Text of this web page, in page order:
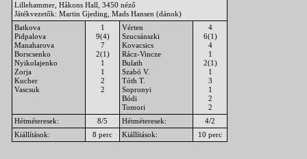
Lillehammer, Håkons Hall, 3450 néző
Játékvezetők: Martin Gjeding, Mads Hansen (dánok)
Batkova
Pidpalova
Manaharova
Borscsenko
Nyikolajenko
Zorja
Kucher
Vascsuk
1
9(4)
7
2(1)
1
1
2
2
Vérten
Szucsánszki
Kovacsics
Rácz-Vincze
Bulath
Szabó V.
Tóth T.
Sopronyi
Bódi
Tomori
4
6(1)
4
1
2(1)
1
3
1
2
2
Hétméteresek:
8/5 Hétméteresek:
4/2
Kiállítások:
8 perc Kiállítások: 10 perc